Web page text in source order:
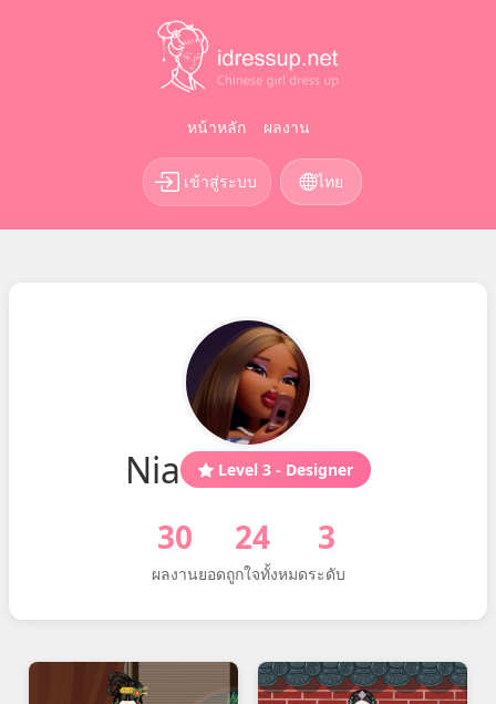
หน้าหลัก ผลงาน
เข้าสู่ระบบ ไทย
Nia Level 3 - Designer
30
ผลงาน
24
ยอดถูกใจทั้งหมด
3
ระดับ